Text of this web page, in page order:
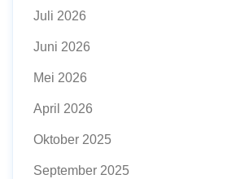
Juli 2026
Juni 2026
Mei 2026
April 2026
Oktober 2025
September 2025